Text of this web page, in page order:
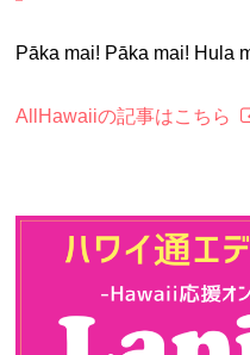
Pāka mai! Pāka mai! Hula
AllHawaiiの記事はこちら